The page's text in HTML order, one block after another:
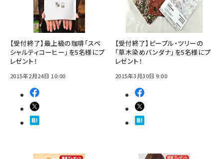
【受付終了】最上級の珈琲「スペ
シャルティコーヒー」を5名様にプ
レゼント！
2015年2月24日 10:00
【受付終了】ピープル・ツリーの
「草木染めバンダナ」を5名様にプ
レゼント！
2015年3月30日 9:00